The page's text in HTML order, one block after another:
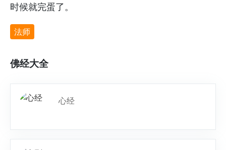
时候就完蛋了。
法师
佛经大全
心经